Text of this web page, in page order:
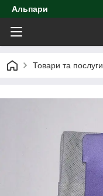
Альпари
Товари та послуги